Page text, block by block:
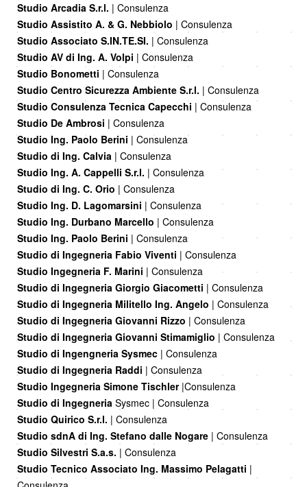
Studio Arcadia S.r.l. | Consulenza
Studio Assistito A. & G. Nebbiolo | Consulenza
Studio Associato S.IN.TE.SI. | Consulenza
Studio AV di Ing. A. Volpi | Consulenza
Studio Bonometti | Consulenza
Studio Centro Sicurezza Ambiente S.r.l. | Consulenza
Studio Consulenza Tecnica Capecchi | Consulenza
Studio De Ambrosi | Consulenza
Studio Ing. Paolo Berini | Consulenza
Studio di Ing. Calvia | Consulenza
Studio Ing. A. Cappelli S.r.l. | Consulenza
Studio di Ing. C. Orio | Consulenza
Studio Ing. D. Lagomarsini | Consulenza
Studio Ing. Durbano Marcello | Consulenza
Studio Ing. Paolo Berini | Consulenza
Studio di Ingegneria Fabio Viventi | Consulenza
Studio Ingegneria F. Marini | Consulenza
Studio di Ingegneria Giorgio Giacometti | Consulenza
Studio di Ingegneria Militello Ing. Angelo | Consulenza
Studio di Ingegneria Giovanni Rizzo | Consulenza
Studio di Ingegneria Giovanni Stimamiglio | Consulenza
Studio di Ingengneria Sysmec | Consulenza
Studio di Ingegneria Raddi | Consulenza
Studio Ingegneria Simone Tischler |Consulenza
Studio di Ingegneria Sysmec | Consulenza
Studio Quirico S.r.l. | Consulenza
Studio sdnA di Ing. Stefano dalle Nogare | Consulenza
Studio Silvestri S.a.s. | Consulenza
Studio Tecnico Associato Ing. Massimo Pelagatti |